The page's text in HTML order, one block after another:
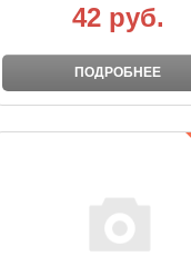
42 руб.
ПОДРОБНЕЕ